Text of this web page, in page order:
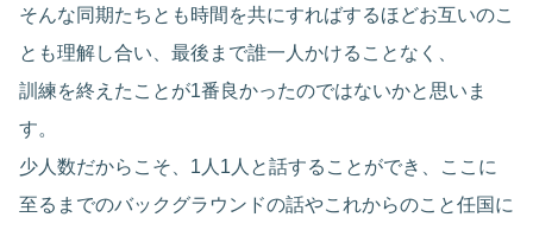
そんな同期たちとも時間を共にすればするほどお互いのこ
とも理解し合い、最後まで誰一人かけることなく、
訓練を終えたことが1番良かったのではないかと思いま
す。
少人数だからこそ、1人1人と話することができ、ここに
至るまでのバックグラウンドの話やこれからのこと任国に